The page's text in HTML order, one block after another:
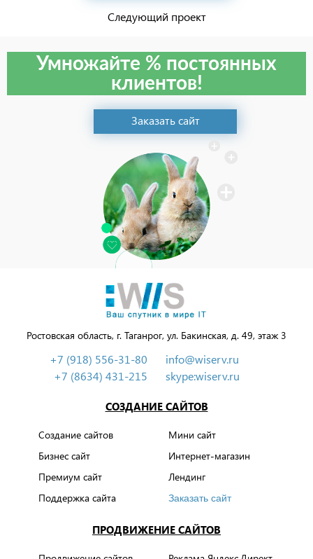
Следующий проект
Умножайте % постоянных
клиентов!
Заказать сайт
Ростовская область, г. Таганрог, ул. Бакинская, д. 49, этаж 3
+7 (918) 556-31-80
+7 (8634) 431-215
info@wiserv.ru
skype:wiserv.ru
СОЗДАНИЕ САЙТОВ
Создание сайтов
Мини сайт
Бизнес сайт
Интернет-магазин
Премиум сайт
Лендинг
Поддержка сайта
Заказать сайт
ПРОДВИЖЕНИЕ САЙТОВ